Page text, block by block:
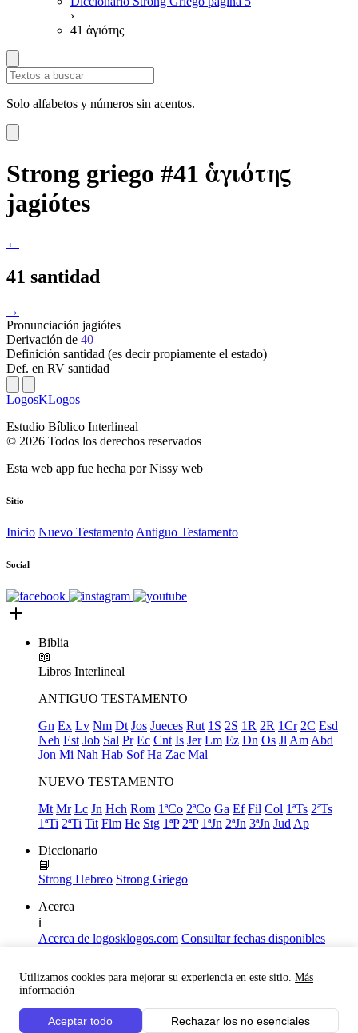
Utilizamos cookies para mejorar su experiencia en este sitio. Más
información
Aceptar todo Rechazar los no esenciales
›
41 ἁγιότης
Solo alfabetos y números sin acentos.
Strong griego #41 ἁγιότης
jagiótes
←
41 santidad
→
Pronunciación jagiótes
Derivación de 40
Definición santidad (es decir propiamente el estado)
Def. en RV santidad
LogosKLogos
Estudio Bíblico Interlineal
© 2026 Todos los derechos reservados
Esta web app fue hecha porNissy web
Sitio
Inicio Nuevo Testamento Antiguo Testamento
Social
Biblia
📖
Libros Interlineal
ANTIGUO TESTAMENTO
Gn Ex Lv Nm Dt Jos Jueces Rut 1S 2S 1R 2R 1Cr 2C Esd
Neh Est Job Sal Pr Ec Cnt Is Jer Lm Ez Dn Os Jl Am Abd
Jon Mi Nah Hab Sof Ha Zac Mal
NUEVO TESTAMENTO
Mt Mr Lc Jn Hch Rom 1ªCo 2ªCo Ga Ef Fil Col 1ªTs 2ªTs
1ªTi 2ªTi Tit Flm He Stg 1ªP 2ªP 1ªJn 2ªJn 3ªJn Jud Ap
Diccionario
📘
Strong Hebreo Strong Griego
Acerca
ℹ️
Acerca de logosklogos.com Consultar fechas disponibles
Links útiles
Facebook